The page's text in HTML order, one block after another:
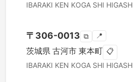
IBARAKI KEN KOGA SHI
〒 306-0013 ⧉ 📍
茨城県 古河市 東本町 📋
IBARAKI KEN KOGA SHI